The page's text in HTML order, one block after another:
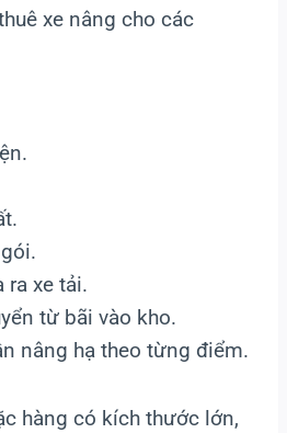
xe nâng cho các
ra xe tải.
từ bãi vào kho.
nâng hạ theo từng điểm.
hàng có kích thước lớn,